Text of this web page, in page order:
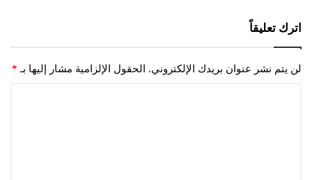
اترك تعليقاً
لن يتم نشر عنوان بريدك الإلكتروني. الحقول الإلزامية مشار إليها بـ *